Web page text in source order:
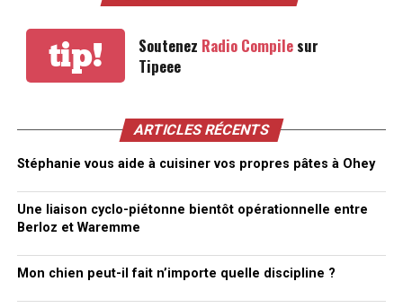
tip! Soutenez Radio Compilesur
Tipeee
ARTICLES RÉCENTS
Stéphanie vous aide à cuisiner vos propres pâtes à Ohey
Une liaison cyclo-piétonne bientôt opérationnelle entre
Berloz et Waremme
Mon chien peut-il fait n’importe quelle discipline ?